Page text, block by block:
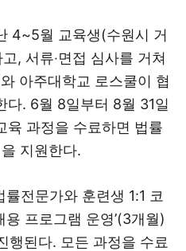
4~5월 교육생(수원시 거
, 서류‧면접 심사를 거쳐
아주대학교 로스쿨이 협
다. 6월 8일부터 8월 31일
육 과정을 수료하면 법률
지원한다.
전문가와 훈련생 1:1 코
용 프로그램 운영’(3개월)
행된다. 모든 과정을 수료